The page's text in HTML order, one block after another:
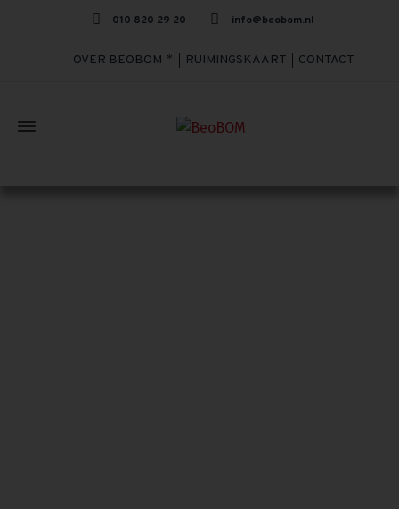
010 820 29 20 info@beobom.nl
OVER BEOBOM RUIMINGSKAART CONTACT